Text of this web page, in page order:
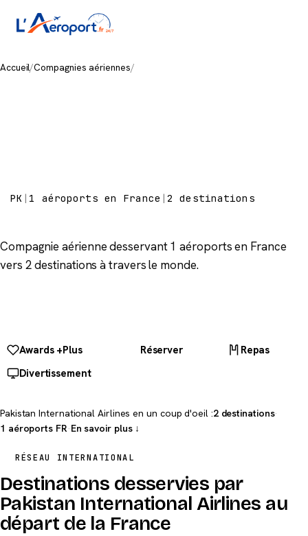
Accueil/Compagnies aériennes/
PK | 1 aéroports en France |2 destinations
Compagnie aérienne desservant 1 aéroports en France
vers 2 destinations à travers le monde.
Awards +Plus Réserver
Repas
Divertissement
Pakistan International Airlines en un coup d'oeil :2 destinations·
1 aéroports FR·En savoir plus ↓
RÉSEAU INTERNATIONAL
Destinations desservies par
Pakistan International Airlines au
départ de la France